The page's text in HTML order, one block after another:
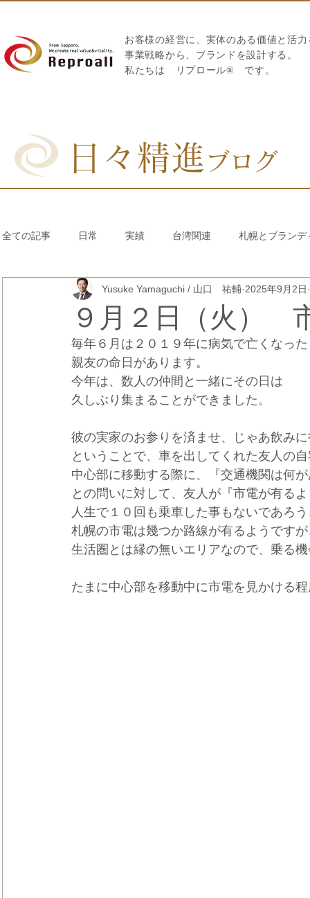
お客様の経営に、実体のある価値と活
​事業戦略から、ブランドを設計する。
私たちは
リプロール® です。
日々精進 ブログ
全ての記事 日常 実績 台湾関連 札幌とブランデ
リブランディング® さとうきび繊維のストロー 中国
CRMブランディング® デジタルマーケティングブランデ
９月２日（火）
Yusuke Yamaguchi / 山口 祐輔 2025年9月2日
毎年６月は２０１９年に病気で亡くなった
親友の命日があります。
今年は、数人の仲間と一緒にその日は
久しぶり集まることができました。
彼の実家のお参りを済ませ、じゃあ飲み
ということで、車を出してくれた友人の
中心部に移動する際に、『交通機関は何
との問いに対して、友人が『市電が有る
人生で１０回も乗車した事もないであろ
札幌の市電は幾つか路線が有るようです
生活圏とは縁の無いエリアなので、乗る
たまに中心部を移動中に市電を見かける